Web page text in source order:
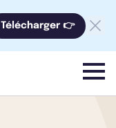
Télécharger 👉
menu